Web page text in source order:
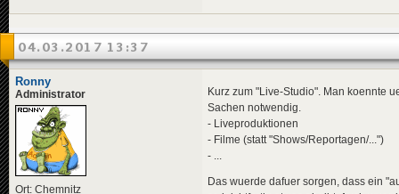
04.03.2017 13:37
Ronny
Administrator
Ort: Chemnitz
Kurz zum "Live-Studio". Man koennte
Sachen notwendig.
- Liveproduktionen
- Filme (statt "Shows/Reportagen/...")
- ...
Das wuerde dafuer sorgen, dass ein